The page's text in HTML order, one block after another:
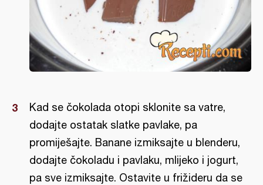
Kad se čokolada otopi sklonite sa vatre,
dodajte ostatak slatke pavlake, pa
promiješajte. Banane izmiksajte u blenderu,
dodajte čokoladu i pavlaku, mlijeko i jogurt,
pa sve izmiksajte. Ostavite u frižideru da se